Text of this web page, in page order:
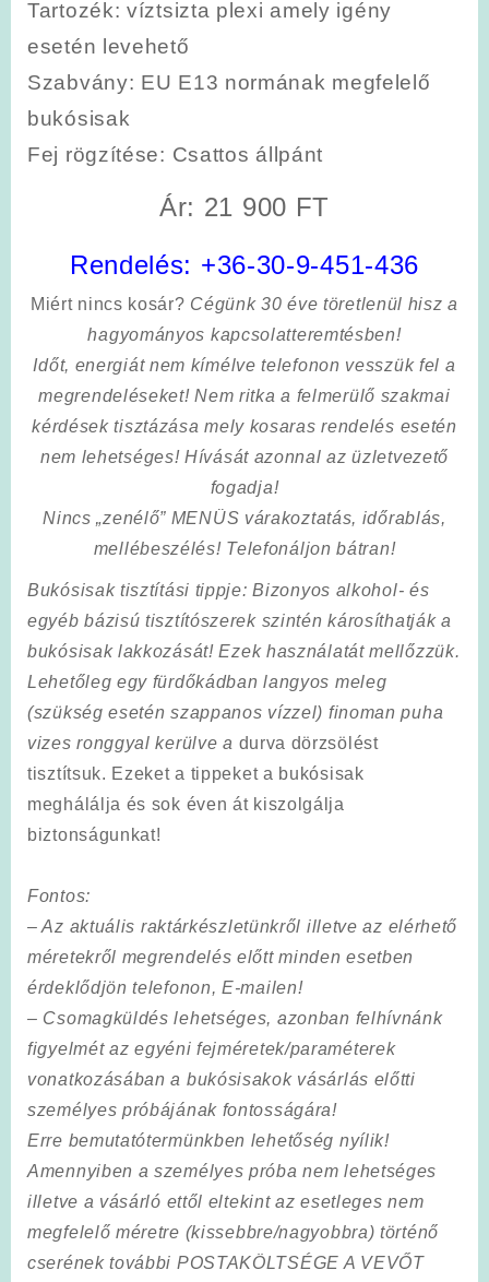
Tartozék: víztsizta plexi amely igény
esetén levehető
Szabvány: EU E13 normának megfelelő
bukósisak
Fej rögzítése: Csattos állpánt
Ár: 21 900 FT
Rendelés: +36-30-9-451-436
Miért nincs kosár? Cégünk 30 éve töretlenül hisz a
hagyományos kapcsolatteremtésben!
Időt, energiát nem kímélvetelefonon vesszük fel a
megrendeléseket! Nem ritka a felmerülő szakmai
kérdések tisztázása mely kosaras rendelés esetén
nem lehetséges! Hívását azonnal az üzletvezető
fogadja!
Nincs „zenélő” MENÜS várakoztatás, időrablás,
mellébeszélés! Telefonáljon bátran!
Bukósisak tisztítási tippje: Bizonyos alkohol- és
egyéb bázisú tisztítószerek szintén károsíthatják a
bukósisak lakkozását!Ezek használatát mellőzzük.
Lehetőleg egy fürdőkádban langyos meleg
(szükség esetén szappanos vízzel) finoman puha
vizes ronggyal kerülve a durva dörzsölést
tisztítsuk. Ezeket a tippeket a bukósisak
meghálálja és sok éven át kiszolgálja
biztonságunkat!
Fontos:
–Az aktuális raktárkészletünkről illetve az elérhető
méretekről megrendelés előttminden esetben
érdeklődjön telefonon, E-mailen!
– Csomagküldés lehetséges, azonban felhívnánk
figyelmét az egyéni fejméretek/paraméterek
vonatkozásában a bukósisakok vásárlás előtti
személyes próbájának fontosságára!
Erre bemutatótermünkben lehetőség nyílik!
Amennyiben a személyes próba nem lehetséges
illetve a vásárló ettől eltekint az esetleges nem
megfelelő méretre (kissebbre/nagyobbra) történő
cserének további POSTAKÖLTSÉGE A VEVŐT